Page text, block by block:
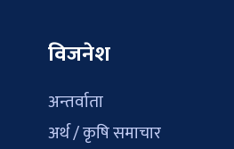
विजनेश
अन्तर्वाता
अर्थ / कृषि समाचार